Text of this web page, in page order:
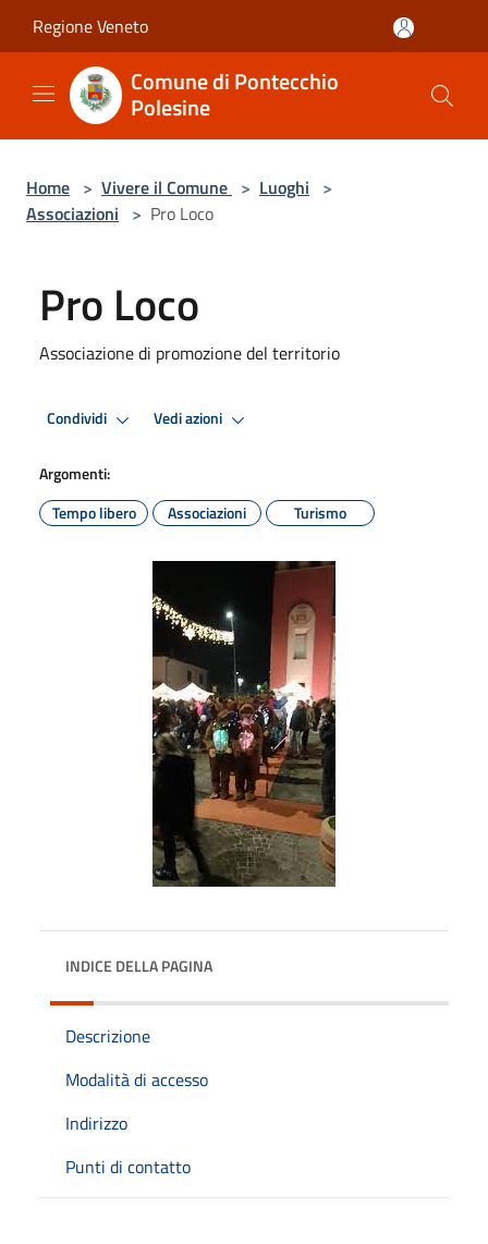
Regione Veneto
Comune di Pontecchio
Polesine
Home > Vivere il Comune > Luoghi >
Associazioni > Pro Loco
Pro Loco
Associazione di promozione del territorio
Condividi Vedi azioni
Argomenti:
Tempo libero
Associazioni Turismo
INDICE DELLA PAGINA
Descrizione
Modalità di accesso
Indirizzo
Punti di contatto